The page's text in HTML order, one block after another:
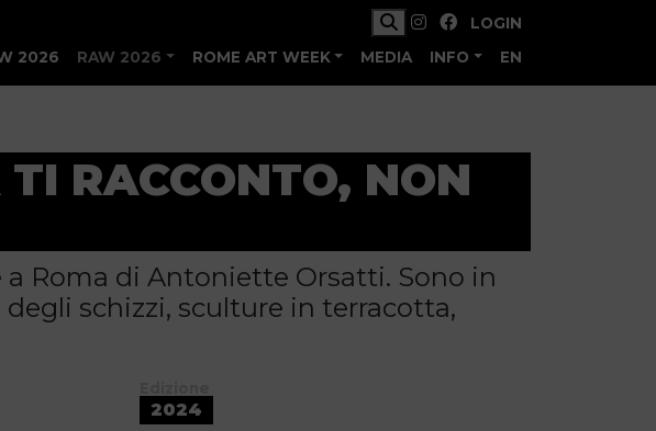
LOGIN
2026 RAW 2026 ROME ART WEEK MEDIA INFO EN
RACCONTO, NON
Roma di Antoniette Orsatti. Sono in
schizzi, sculture in terracotta,
2024